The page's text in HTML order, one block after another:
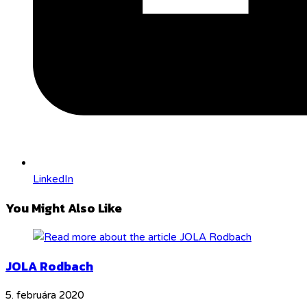
LinkedIn
You Might Also Like
JOLA Rodbach
5. februára 2020